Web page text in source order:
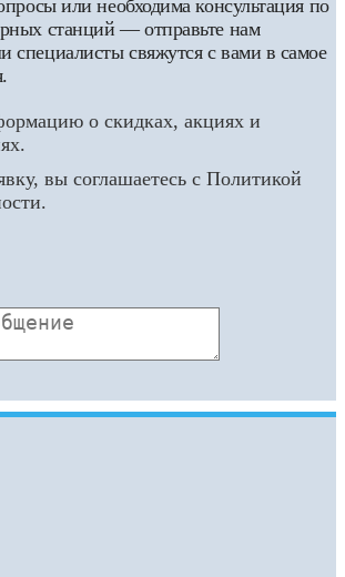
или необходима консультация по
станций — отправьте нам
специалисты свяжутся с вами в самое
о скидках, акциях и
вы соглашаетесь с Политикой